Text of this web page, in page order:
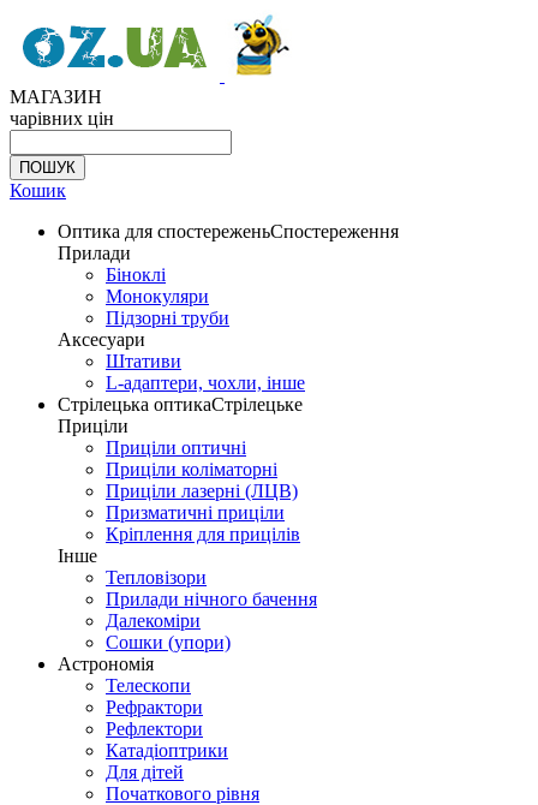
МАГАЗИН
чарівних цін
Кошик
Оптика для спостереженьСпостереження
Прилади
Біноклі
Монокуляри
Підзорні труби
Аксесуари
Штативи
L-адаптери, чохли, інше
Стрілецька оптикаСтрілецьке
Приціли
Приціли оптичні
Приціли коліматорні
Приціли лазерні (ЛЦВ)
Призматичні приціли
Кріплення для прицілів
Інше
Тепловізори
Прилади нічного бачення
Далекоміри
Сошки (упори)
Астрономія
Телескопи
Рефрактори
Рефлектори
Катадіоптрики
Для дітей
Початкового рівня